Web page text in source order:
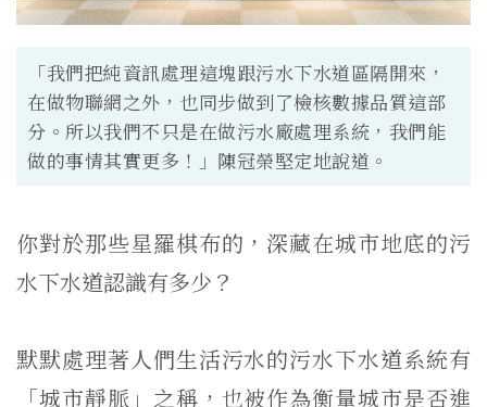
「我們把純資訊處理這塊跟污水下水道區隔開來，
在做物聯網之外，也同步做到了檢核數據品質這部
分。所以我們不只是在做污水廠處理系統，我們能
做的事情其實更多！」陳冠榮堅定地說道。
你對於那些星羅棋布的，深藏在城市地底的污
水下水道認識有多少？
默默處理著人們生活污水的污水下水道系統有
「城市靜脈」之稱，也被作為衡量城市是否進